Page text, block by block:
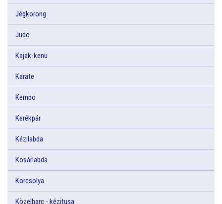
Jégkorong
Judo
Kajak-kenu
Karate
Kempo
Kerékpár
Kézilabda
Kosárlabda
Korcsolya
Közelharc - kézitusa